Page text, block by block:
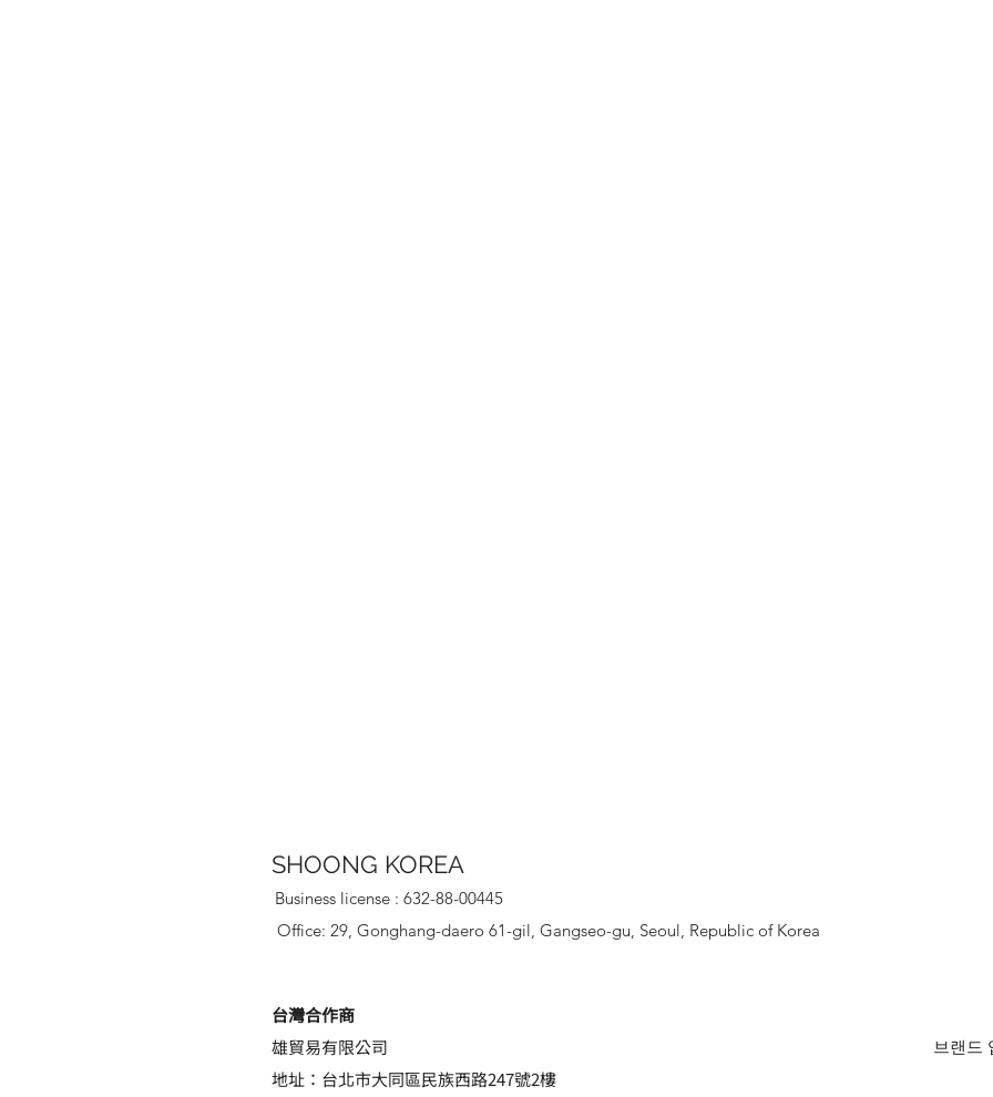
SHOONG KOREA
Business license : 632-88-00445
Office: 29, Gonghang-daero 61-gil, Gangseo-gu, Seoul, Republic of Korea
台灣合作商
雄貿易有限公司
地址：台北市大同區民族西路247號2樓
브랜드